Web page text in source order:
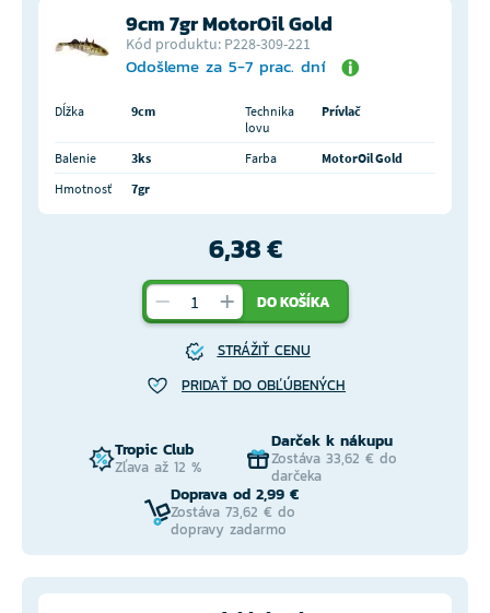
9cm 7gr MotorOil Gold
Kód produktu: P228-309-221
Odošleme za 5-7 prac. dní
Dĺžka 9cm
Technika
lovu
Prívlač
Balenie 3ks Farba
MotorOil Gold
Hmotnosť
7gr
6,38 €
DO KOŠÍKA
STRÁŽIŤ CENU
PRIDAŤ DO OBĽÚBENÝCH
Tropic Club
Zľava až 12 %
Darček k nákupu
Zostáva 33,62 € do
darčeka
Doprava od 2,99 €
Zostáva 73,62 € do
dopravy zadarmo